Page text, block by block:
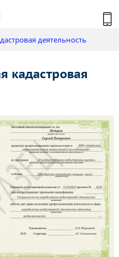
деятельность
кадастровая